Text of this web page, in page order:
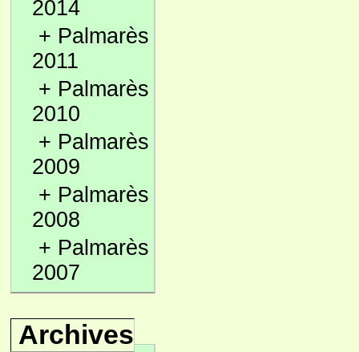
2014
+ Palmarès
2011
+ Palmarès
2010
+ Palmarès
2009
+ Palmarès
2008
+ Palmarès
2007
Archives